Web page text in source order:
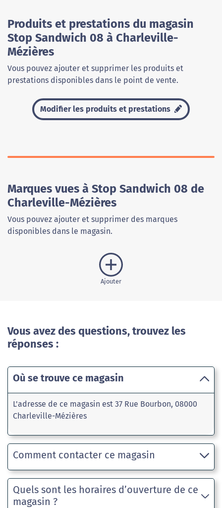
Produits et prestations du magasin
Stop Sandwich 08 à Charleville-
Mézières
Vous pouvez ajouter et supprimer les produits et
prestations disponibles dans le point de vente.
Modifier les produits et prestations
Marques vues à Stop Sandwich 08 de
Charleville-Mézières
Vous pouvez ajouter et supprimer des marques
disponibles dans le magasin.
Ajouter
Vous avez des questions, trouvez les
réponses :
Où se trouve ce magasin
L'adresse de ce magasin est 37 Rue Bourbon, 08000
Charleville-Mézières
Comment contacter ce magasin
Quels sont les horaires d’ouverture de ce
magasin ?